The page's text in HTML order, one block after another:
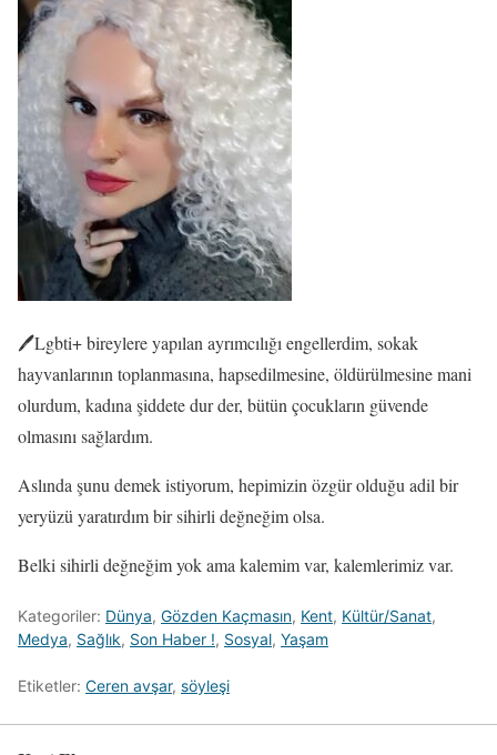
🖊️Lgbti+ bireylere yapılan ayrımcılığı engellerdim, sokak
hayvanlarının toplanmasına, hapsedilmesine, öldürülmesine mani
olurdum, kadına şiddete dur der, bütün çocukların güvende
olmasını sağlardım.
Aslında şunu demek istiyorum, hepimizin özgür olduğu adil bir
yeryüzü yaratırdım bir sihirli değneğim olsa.
Belki sihirli değneğim yok ama kalemim var, kalemlerimiz var.
Kategoriler: Dünya, Gözden Kaçmasın, Kent, Kültür/Sanat,
Medya, Sağlık, Son Haber !, Sosyal, Yaşam
Etiketler: Ceren avşar, söyleşi